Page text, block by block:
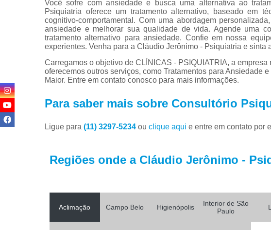
Você sofre com ansiedade e busca uma alternativa ao
Psiquiatria oferece um tratamento alternativo, baseado em
cognitivo-comportamental. Com uma abordagem
ansiedade e melhorar sua qualidade de vida. Agende uma
tratamento alternativo para ansiedade. Confie em nossa
experientes. Venha para a Cláudio Jerônimo - Psiquiatria e sinta
Carregamos o objetivo de CLÍNICAS - PSIQUIATRIA, a
oferecemos outros serviços, como Tratamentos para Ansiedade
Maior. Entre em contato conosco para mais informações.
Para saber mais sobre Consultório
Ligue para (11) 3297-5234 ou clique aqui e entre em contato por
Regiões onde a Cláudio Jerônimo -
Aclimação Campo Belo Higienópolis
Interior de São
Paulo